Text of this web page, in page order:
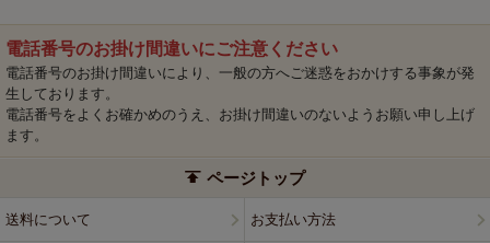
電話番号のお掛け間違いにご注意ください
電話番号のお掛け間違いにより、一般の方へご迷惑をおかけする事象が発
生しております。
電話番号をよくお確かめのうえ、お掛け間違いのないようお願い申し上げ
ます。
ページトップ
送料について お支払い方法